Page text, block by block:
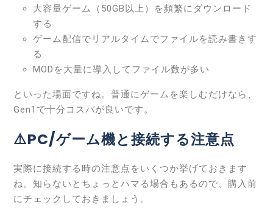
大容量ゲーム（50GB以上）を頻繁にダウンロード
する
ゲーム配信でリアルタイムでファイルを読み書きす
る
MODを大量に導入してファイル数が多い
といった場面ですね。普通にゲームを楽しむだけなら、
Gen1で十分コスパが良いです。
⚠️PC/ゲーム機と接続する注意点
実際に接続する時の注意点をいくつか挙げておきます
ね。知らないとちょっとハマる場合もあるので、購入前
にチェックしておきましょう。